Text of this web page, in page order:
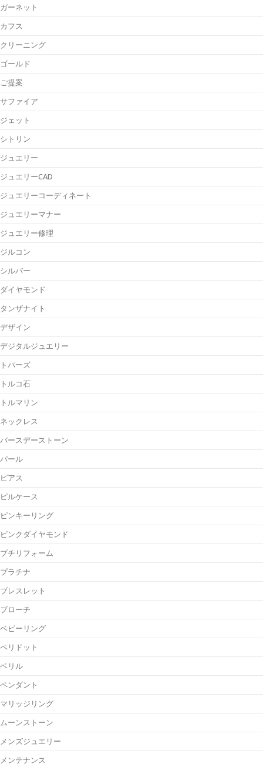
ガーネット
カフス
クリーニング
ゴールド
ご提案
サファイア
ジェット
シトリン
ジュエリー
ジュエリーCAD
ジュエリーコーディネート
ジュエリーマナー
ジュエリー修理
ジルコン
シルバー
ダイヤモンド
タンザナイト
デザイン
デジタルジュエリー
トパーズ
トルコ石
トルマリン
ネックレス
バースデーストーン
パール
ピアス
ピルケース
ピンキーリング
ピンクダイヤモンド
プチリフォーム
プラチナ
ブレスレット
ブローチ
ベビーリング
ペリドット
ベリル
ペンダント
マリッジリング
ムーンストーン
メンズジュエリー
メンテナンス